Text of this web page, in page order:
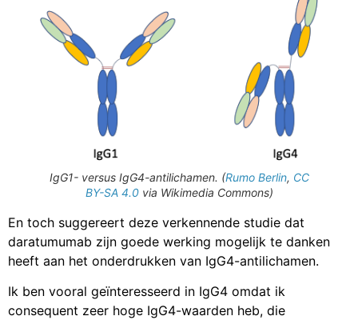
IgG1- versus IgG4-antilichamen. (Rumo Berlin, CC
BY-SA 4.0via Wikimedia Commons)
En toch suggereert deze verkennende studie dat
daratumumab zijn goede werking mogelijk te danken
heeft aan het onderdrukken van IgG4-antilichamen.
Ik ben vooral geïnteresseerd in IgG4 omdat ik
consequent zeer hoge IgG4-waarden heb, die